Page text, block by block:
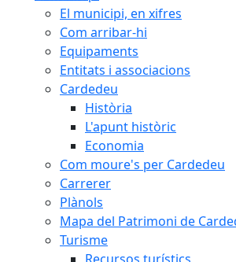
El municipi, en xifres
Com arribar-hi
Equipaments
Entitats i associacions
Cardedeu
Història
L'apunt històric
Economia
Com moure's per Cardedeu
Carrerer
Plànols
Mapa del Patrimoni de
Turisme